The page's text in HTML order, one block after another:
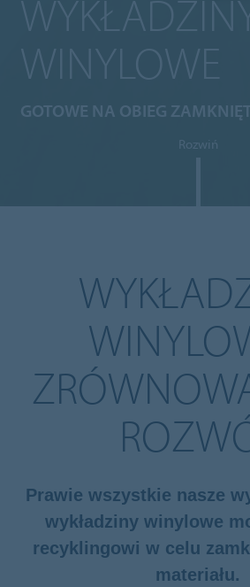
WINYLOWE
GOTOWE NA OBIEG
Rozwiń
Prawie wszystkie nasze
wykładziny winylowe
recyklingowi w celu
materiału.